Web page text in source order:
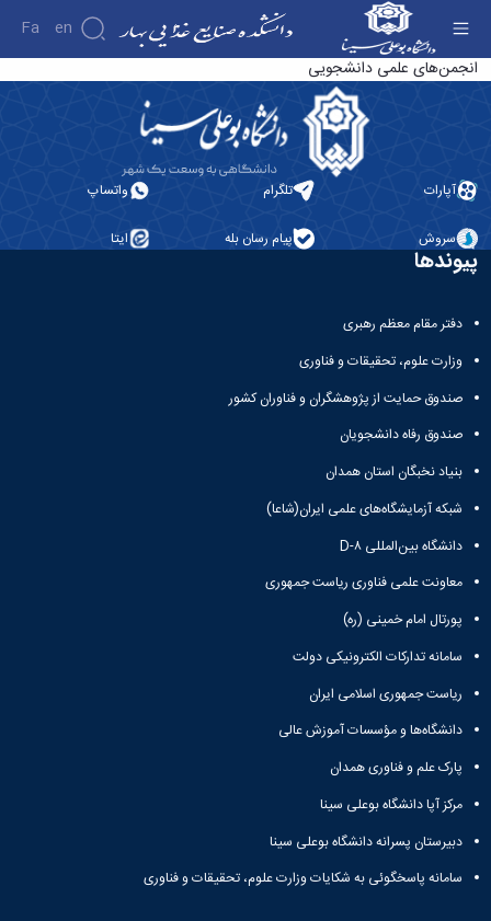
Fa En
ریاست
آلبوم
عکس
تماس
سازمان
دانشکده
آموزشی
معاونت
تحصیلات
تکمیلی
انجمن‌های علمی دانشجویی - دانشکده صنایع
انجمن‌های علمی دانشجویی
آپارات تلگرام واتساپ
سروش پیام رسان بله ایتا
پیوندها
دفتر مقام معظم رهبری
وزارت علوم، تحقیقات و فناوری
صندوق حمایت از پژوهشگران و فناوران کشور
صندوق رفاه دانشجویان
بنیاد نخبگان استان همدان
شبکه آزمایشگاه‌های علمی ایران(شاعا)
دانشگاه بین‌المللی D-۸
معاونت علمی فناوری ریاست جمهوری
پورتال امام خمینی (ره)
سامانه تدارکات الکترونیکی دولت
ریاست جمهوری اسلامی ایران
دانشگاه‌ها و مؤسسات آموزش عالی
پارک علم و فناوری همدان
مرکز آپا دانشگاه بوعلی سینا
دبیرستان پسرانه دانشگاه بوعلی سینا
سامانه پاسخگوئی به شکایات وزارت علوم، تحقیقات و فناوری